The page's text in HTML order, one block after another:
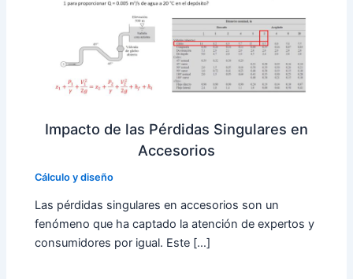
Impacto de las Pérdidas Singulares en
Accesorios
Cálculo y diseño
Las pérdidas singulares en accesorios son un
fenómeno que ha captado la atención de expertos y
consumidores por igual. Este […]